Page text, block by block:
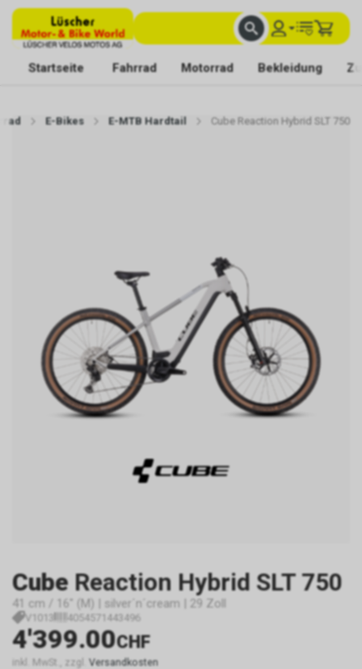
Startseite Fahrrad Motorrad Bekleidung
E-Bikes E-MTB Hardtail Cube Reaction Hybrid SLT 750
Cube Reaction Hybrid SLT 750
41 cm / 16" (M) | silver´n´cream | 29 Zoll
V1013 4054571443496
4'399.00CHF
inkl. MwSt., zzgl. Versandkosten